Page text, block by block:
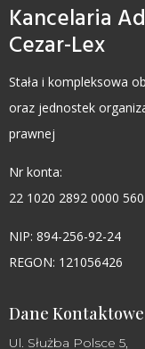
Kancelaria
Cezar-Lex
Stała i kompleksowa
oraz jednostek
prawnej
Nr konta:
22 1020 2892 0000
NIP: 894-256-92-24
REGON: 121056426
Dane Kontaktowe
Ul. Służba Polsce 5,